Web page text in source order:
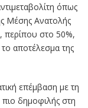
όπως
Μέσης Ανατολής
περίπου στο 50%,
αποτέλεσμα της
επέμβαση με τη
πιο δημοφιλής στη